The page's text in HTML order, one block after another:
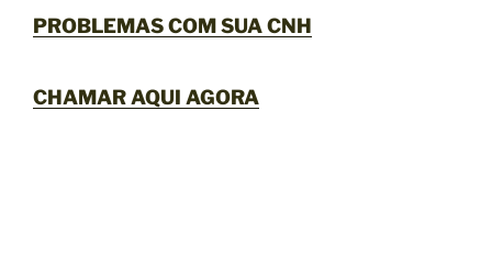
PROBLEMAS COM SUA CNH
CHAMAR AQUI AGORA